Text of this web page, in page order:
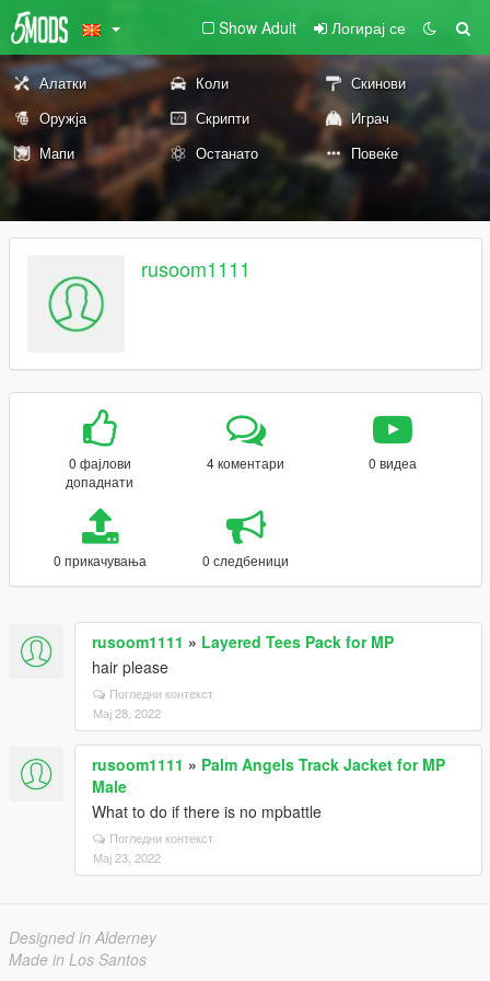
Show Adult Логирај се
Алатки Коли
Скинови
Оружја
Скрипти
Играч
Мапи
Останато Повеќе
rusoom1111
0 фајлови
допаднати
4 коментари 0 видеа
0 прикачувања 0 следбеници
rusoom1111 » Layered Tees Pack for MP
hair please
Погледни контекст
Мај 28, 2022
rusoom1111 » Palm Angels Track Jacket for MP
Male
What to do if there is no mpbattle
Погледни контекст
Мај 23, 2022
Designed in Alderney
Made in Los Santos